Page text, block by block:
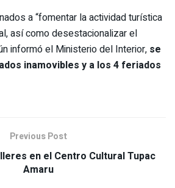
a “fomentar la actividad turística
así como desestacionalizar el
informó el Ministerio del Interior, se
inamovibles y a los 4 feriados
Previous Post
en el Centro Cultural Tupac
Amaru